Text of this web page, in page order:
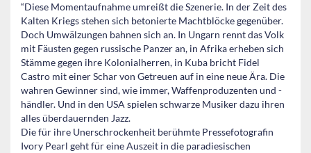
“Diese Momentaufnahme umreißt die Szenerie. In der Zeit des
Kalten Kriegs stehen sich betonierte Machtblöcke gegenüber.
Doch Umwälzungen bahnen sich an. In Ungarn rennt das Volk
mit Fäusten gegen russische Panzer an, in Afrika erheben sich
Stämme gegen ihre Kolonialherren, in Kuba bricht Fidel
Castro mit einer Schar von Getreuen auf in eine neue Ära. Die
wahren Gewinner sind, wie immer, Waffenproduzenten und -
händler. Und in den USA spielen schwarze Musiker dazu ihren
alles überdauernden Jazz.
Die für ihre Unerschrockenheit berühmte Pressefotografin
Ivory Pearl geht für eine Auszeit in die paradiesischen